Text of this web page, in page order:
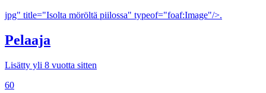
jpg" title="Isolta möröltä piilossa" typeof="foaf:Image"/>.
Pelaaja
Lisätty yli 8 vuotta sitten
60